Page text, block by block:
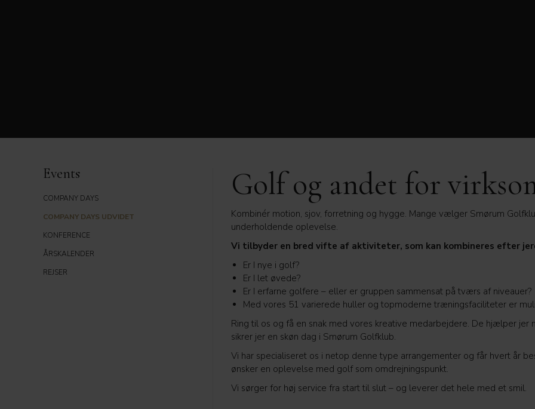
Golf og andet for
Kombinér motion, sjov, forretning og hygge. Mange vælger Smørum
underholdende oplevelse.
Vi tilbyder en bred vifte af aktiviteter, som kan kombineres efter
Er I nye i golf?
Er I let øvede?
Er I erfarne golfere – eller er gruppen sammensat på tværs af niveauer?
Med vores 51 varierede huller og topmoderne træningsfaciliteter er
Ring til os og få en snak med vores kreative medarbejdere. De hjælper jer
sikrer jer en skøn dag i Smørum Golfklub.
Vi har specialiseret os i netop denne type arrangementer og får hvert år
ønsker en oplevelse med golf som omdrejningspunkt.
Vi sørger for høj service fra start til slut – og leverer det hele med et smil.
Events
COMPANY DAYS
COMPANY DAYS UDVIDET
KONFERENCE
ÅRSKALENDER
REJSER